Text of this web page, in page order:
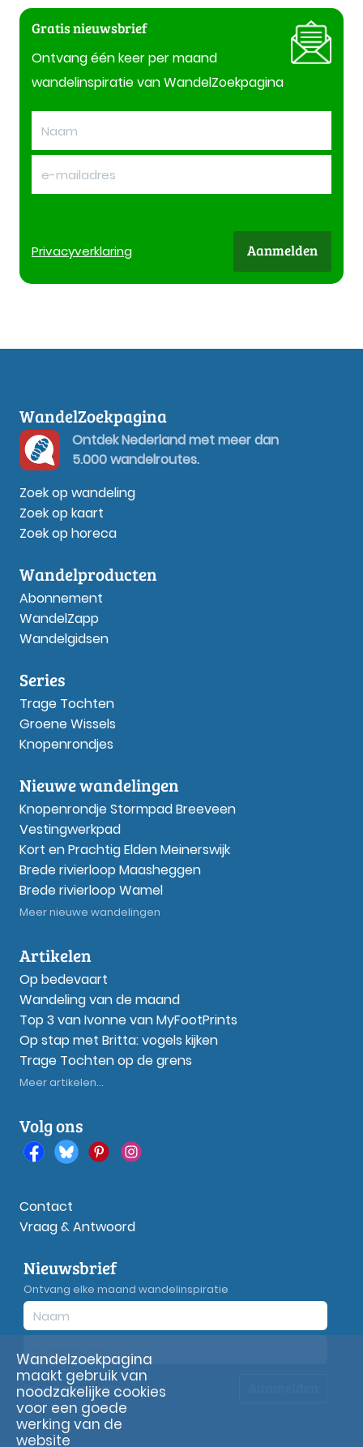
Gratis nieuwsbrief
Ontvang één keer per maand
wandelinspiratie van WandelZoekpagina
Privacyverklaring Aanmelden
WandelZoekpagina
Ontdek Nederland met meer dan
5.000 wandelroutes.
Zoek op wandeling
Zoek op kaart
Zoek op horeca
Wandelproducten
Abonnement
WandelZapp
Wandelgidsen
Series
Trage Tochten
Groene Wissels
Knopenrondjes
Nieuwe wandelingen
Knopenrondje Stormpad Breeveen
Vestingwerkpad
Kort en Prachtig Elden Meinerswijk
Brede rivierloop Maasheggen
Brede rivierloop Wamel
Meer nieuwe wandelingen
Artikelen
Op bedevaart
Wandeling van de maand
Top 3 van Ivonne van MyFootPrints
Op stap met Britta: vogels kijken
Trage Tochten op de grens
Meer artikelen...
Volg ons
Contact
Vraag & Antwoord
Nieuwsbrief
Ontvang elke maand wandelinspiratie
Privacyverklaring
Wandelzoekpagina
maakt gebruik van
noodzakelijke cookies
voor een goede
werking van de
website